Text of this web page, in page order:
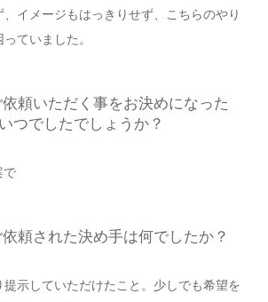
イメージもはっきりせず、こちらのやり
ていました。
頼いただく事をお決めになった
つでしたでしょうか？
頼された決め手は何でしたか？
提示していただけたこと。少しでも希望を